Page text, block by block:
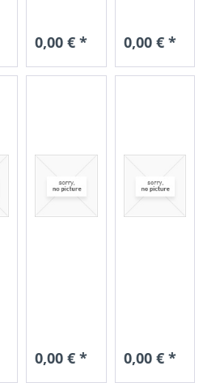
0,00 € * 0,00 € *
0,00 € * 0,00 € *